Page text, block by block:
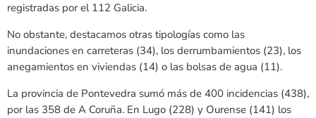
registradas por el 112 Galicia.
No obstante, destacamos otras tipologías como las
inundaciones en carreteras (34), los derrumbamientos (23), los
anegamientos en viviendas (14) o las bolsas de agua (11).
La provincia de Pontevedra sumó más de 400 incidencias (438),
por las 358 de A Coruña. En Lugo (228) y Ourense (141) los